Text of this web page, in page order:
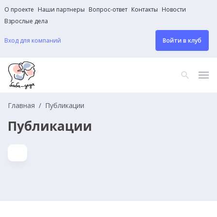
О проекте Наши партнеры Вопрос-ответ Контакты Новости
Взрослые дела
Вход для компаний Войти в клуб
Главная Публикации
Публикации